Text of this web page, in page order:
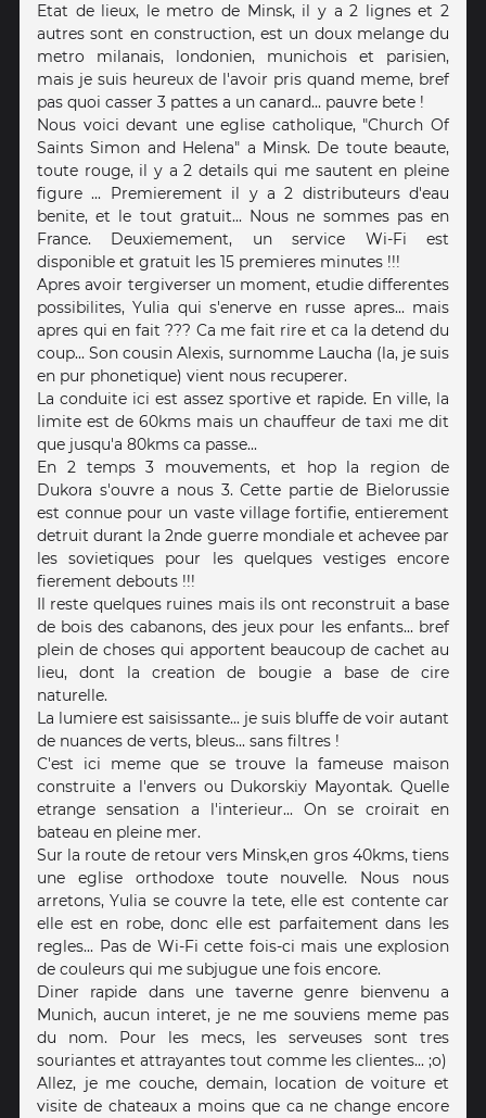
Etat de lieux, le metro de Minsk, il y a 2 lignes et 2
autres sont en construction, est un doux melange du
metro milanais, londonien, munichois et parisien,
mais je suis heureux de l'avoir pris quand meme, bref
pas quoi casser 3 pattes a un canard... pauvre bete !
Nous voici devant une eglise catholique, "Church Of
Saints Simon and Helena" a Minsk. De toute beaute,
toute rouge, il y a 2 details qui me sautent en pleine
figure ... Premierement il y a 2 distributeurs d'eau
benite, et le tout gratuit... Nous ne sommes pas en
France. Deuxiemement, un service Wi-Fi est
disponible et gratuit les 15 premieres minutes !!!
Apres avoir tergiverser un moment, etudie differentes
possibilites, Yulia qui s'enerve en russe apres... mais
apres qui en fait ??? Ca me fait rire et ca la detend du
coup... Son cousin Alexis, surnomme Laucha (la, je suis
en pur phonetique) vient nous recuperer.
La conduite ici est assez sportive et rapide. En ville, la
limite est de 60kms mais un chauffeur de taxi me dit
que jusqu'a 80kms ca passe...
En 2 temps 3 mouvements, et hop la region de
Dukora s'ouvre a nous 3. Cette partie de Bielorussie
est connue pour un vaste village fortifie, entierement
detruit durant la 2nde guerre mondiale et achevee par
les sovietiques pour les quelques vestiges encore
fierement debouts !!!
Il reste quelques ruines mais ils ont reconstruit a base
de bois des cabanons, des jeux pour les enfants... bref
plein de choses qui apportent beaucoup de cachet au
lieu, dont la creation de bougie a base de cire
naturelle.
La lumiere est saisissante... je suis bluffe de voir autant
de nuances de verts, bleus... sans filtres !
C'est ici meme que se trouve la fameuse maison
construite a l'envers ou Dukorskiy Mayontak. Quelle
etrange sensation a l'interieur... On se croirait en
bateau en pleine mer.
Sur la route de retour vers Minsk,en gros 40kms, tiens
une eglise orthodoxe toute nouvelle. Nous nous
arretons, Yulia se couvre la tete, elle est contente car
elle est en robe, donc elle est parfaitement dans les
regles... Pas de Wi-Fi cette fois-ci mais une explosion
de couleurs qui me subjugue une fois encore.
Diner rapide dans une taverne genre bienvenu a
Munich, aucun interet, je ne me souviens meme pas
du nom. Pour les mecs, les serveuses sont tres
souriantes et attrayantes tout comme les clientes... ;o)
Allez, je me couche, demain, location de voiture et
visite de chateaux a moins que ca ne change encore